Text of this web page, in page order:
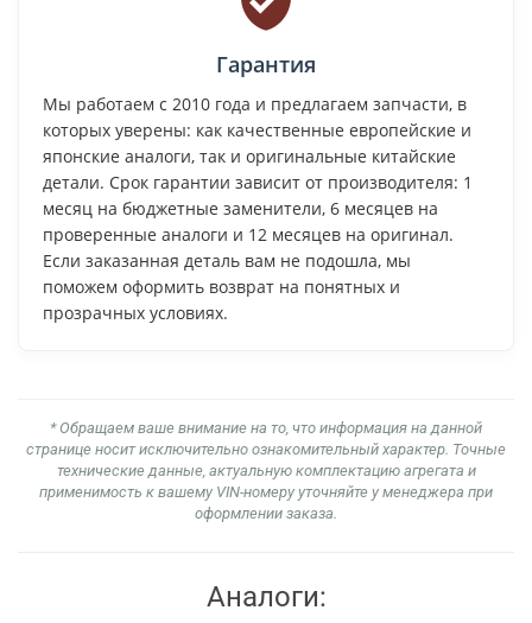
Гарантия
Мы работаем с 2010 года и предлагаем запчасти, в
которых уверены: как качественные европейские и
японские аналоги, так и оригинальные китайские
детали. Срок гарантии зависит от производителя: 1
месяц на бюджетные заменители, 6 месяцев на
проверенные аналоги и 12 месяцев на оригинал.
Если заказанная деталь вам не подошла, мы
поможем оформить возврат на понятных и
прозрачных условиях.
* Обращаем ваше внимание на то, что информация на данной
странице носит исключительно ознакомительный характер. Точные
технические данные, актуальную комплектацию агрегата и
применимость к вашему VIN-номеру уточняйте у менеджера при
оформлении заказа.
Аналоги: